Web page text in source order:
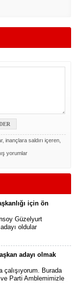
inançlara saldırı içeren,
yorumlar
için ön
Güzelyurt
oldular
adayı olmak
çalışıyorum. Burada
ve Parti Amblemimizle